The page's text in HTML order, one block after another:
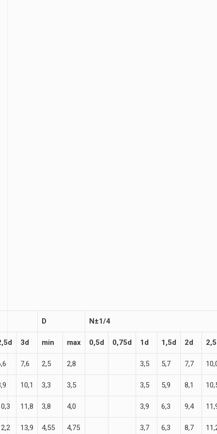
D N±1/4
3d min max 0,5d 0,75d 1d 1,5d 2d
7,6 2,5 2,8 3,5 5,7 7,7
10,1 3,3 3,5 3,5 5,9 8,1
11,8 3,8 4,0 3,9 6,3 9,4
13,9 4,55 4,75 3,7 6,3 8,7